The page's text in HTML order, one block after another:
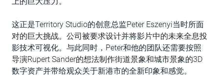
这正是Territory Studio的创意总监Peter Eszenyi当时所面
对的巨大挑战。公司被要求设计并将影片中的未来全息投
影技术可视化。与此同时，Peter和他的团队还需要按照
导演Rupert Sander的想法制作街道景象和城市景象的3D
数字资产并带给观众关于新港市的全新印象和感觉。